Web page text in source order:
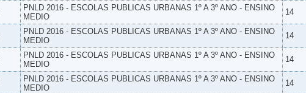
PNLD 2016 - ESCOLAS PUBLICAS URBANAS 1º A 3º ANO - ENSINO
MEDIO
14
PNLD 2016 - ESCOLAS PUBLICAS URBANAS 1º A 3º ANO - ENSINO
MEDIO
14
PNLD 2016 - ESCOLAS PUBLICAS URBANAS 1º A 3º ANO - ENSINO
MEDIO
14
PNLD 2016 - ESCOLAS PUBLICAS URBANAS 1º A 3º ANO - ENSINO
MEDIO
14